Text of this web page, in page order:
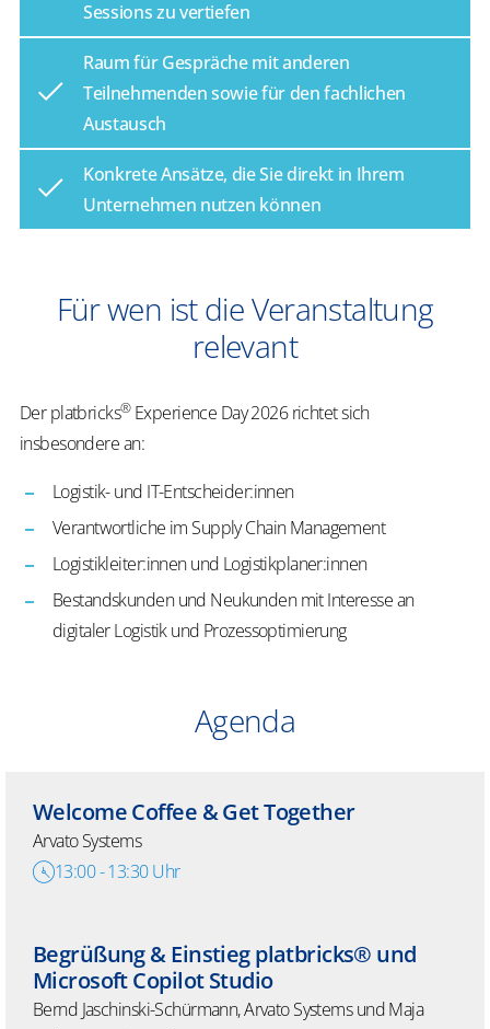
Sessions zu vertiefen
Raum für Gespräche mit anderen
Teilnehmenden sowie für den fachlichen
Austausch
Konkrete Ansätze, die Sie direkt in Ihrem
Unternehmen nutzen können
Für wen ist die Veranstaltung
relevant
Der platbricks®Experience Day 2026 richtet sich
insbesondere an:
Logistik- und IT-Entscheider:innen
Verantwortliche im Supply Chain Management
Logistikleiter:innen und Logistikplaner:innen
Bestandskunden und Neukunden mit Interesse an
digitaler Logistik und Prozessoptimierung
Agenda
13:00-13:30Uhr
​​Welcome Coffee & Get Together​
Arvato Systems
Begrüßung & Einstiegplatbricks® und
Microsoft Copilot Studio
Bernd Jaschinski-Schürmann, Arvato Systems undMaja